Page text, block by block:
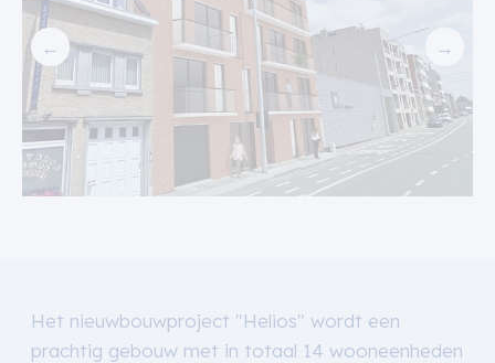
← →
Het nieuwbouwproject "Helios" wordt een
prachtig gebouw met in totaal 14 wooneenheden